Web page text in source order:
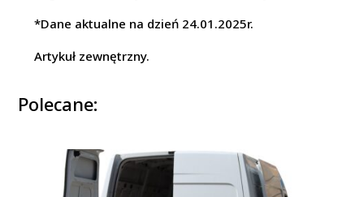
*Dane aktualne na dzień 24.01.2025r.
Artykuł zewnętrzny.
Polecane: